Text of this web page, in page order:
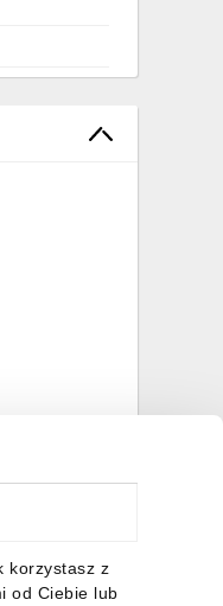
korzystasz z
od Ciebie lub